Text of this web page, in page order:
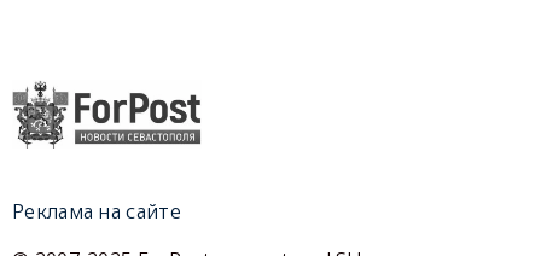
Реклама на сайте